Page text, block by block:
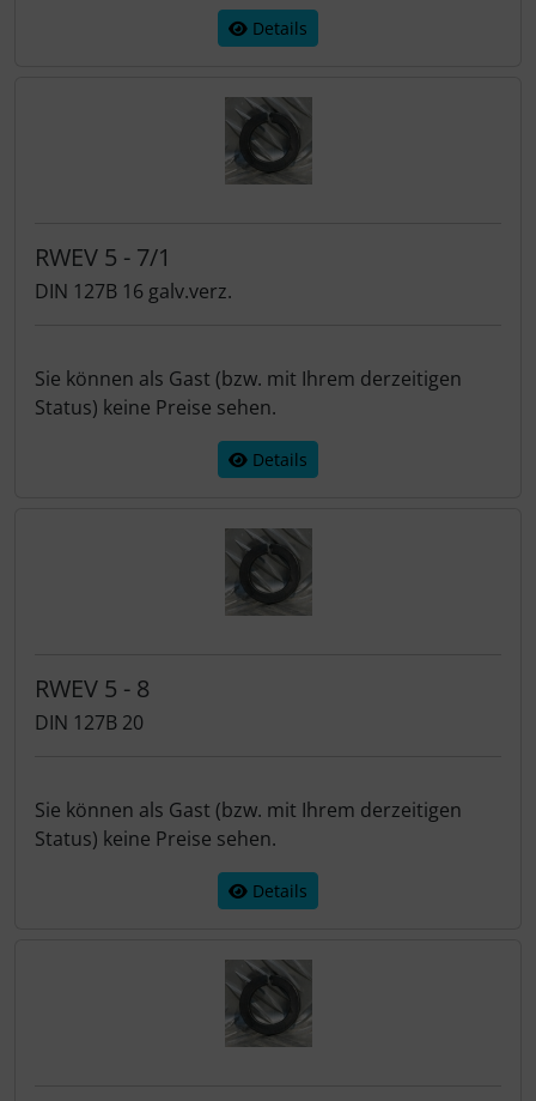
Details
RWEV 5 - 7/1
DIN 127B 16 galv.verz.
Sie können als Gast (bzw. mit Ihrem derzeitigen
Status) keine Preise sehen.
Details
RWEV 5 - 8
DIN 127B 20
Sie können als Gast (bzw. mit Ihrem derzeitigen
Status) keine Preise sehen.
Details